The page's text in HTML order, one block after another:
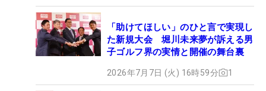
「助けてほしい」のひと言で実現し
た新規大会 堀川未来夢が訴える男
子ゴルフ界の実情と開催の舞台裏
2026年7月7日 (火) 16時59分 1